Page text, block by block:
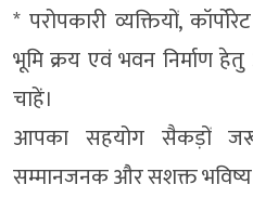
* परोपकारी व्यक्तियों,
भूमि क्रय एवं भवन निर्माण
चाहें।
आपका सहयोग सैकड़ों
सम्मानजनक और सशक्त भविष्य